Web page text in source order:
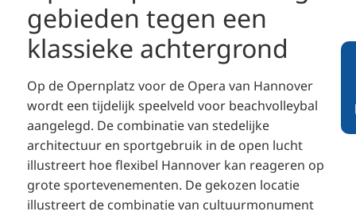
gebieden tegen een
klassieke achtergrond
Op de Opernplatz voor de Opera van Hannover
wordt een tijdelijk speelveld voor beachvolleybal
aangelegd. De combinatie van stedelijke
architectuur en sportgebruik in de open lucht
illustreert hoe flexibel Hannover kan reageren op
grote sportevenementen. De gekozen locatie
illustreert de combinatie van cultuurmonument